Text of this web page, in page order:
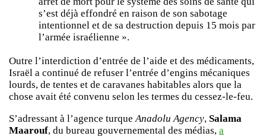
s’est déjà effondré en raison de son sabotage
intentionnel et de sa destruction depuis 15 mois par
l’armée israélienne ».
Outre l’interdiction d’entrée de l’aide et des médicaments,
Israël a continué de refuser l’entrée d’engins mécaniques
lourds, de tentes et de caravanes habitables alors que la
chose avait été convenu selon les termes du cessez-le-feu.
S’adressant à l’agence turque Anadolu Agency, Salama
Maarouf, du bureau gouvernemental des médias, a